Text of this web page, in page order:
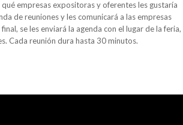
empresas expositoras y oferentes les gustaría
de reuniones y les comunicará a las empresas
se les enviará la agenda con el lugar de la feria,
Cada reunión dura hasta 30 minutos.